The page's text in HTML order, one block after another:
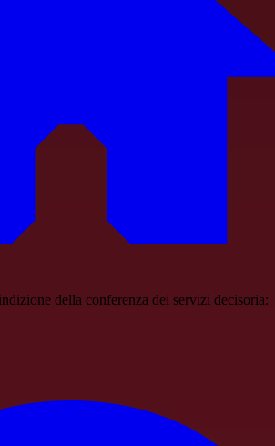
della conferenza dei servizi decisoria: